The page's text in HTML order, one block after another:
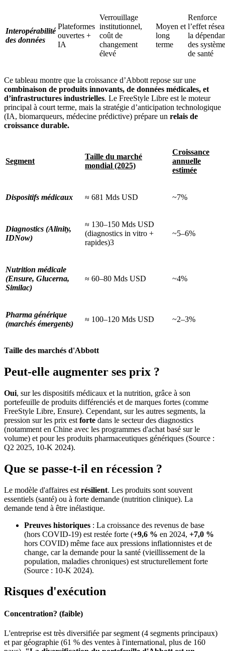
Interopérabilité
des données
Plateformes
ouvertes +
IA
Verrouillage
institutionnel,
coût de
changement
élevé
Moyen et
long
terme
Renforce
l’effet
la
des
de santé
Ce tableau montre que la croissance d’Abbott repose sur une
combinaison de produits innovants, de données médicales, et
d’infrastructures industrielles. Le FreeStyle Libre est le moteur
principal à court terme, mais la stratégie d’anticipation technologique
(IA, biomarqueurs, médecine prédictive) prépare un relais de
croissance durable.
Segment
Taille du marché
mondial (2025)
Croissance
annuelle
estimée
Dispositifs médicaux ≈ 681 Mds USD ~7%
Diagnostics (Alinity,
IDNow)
≈ 130–150 Mds USD
(diagnostics in vitro +
rapides)3
~5–6%
Nutrition médicale
(Ensure, Glucerna,
Similac)
≈ 60–80 Mds USD ~4%
Pharma générique
(marchés émergents)
≈ 100–120 Mds USD ~2–3%
Taille des marchés d'Abbott
Peut-elle augmenter ses prix ?
Oui, sur les dispositifs médicaux et la nutrition, grâce à son
portefeuille de produits différenciés et de marques fortes (comme
FreeStyle Libre, Ensure). Cependant, sur les autres segments, la
pression sur les prix est forte dans le secteur des diagnostics
(notamment en Chine avec les programmes d'achat basé sur le
volume) et pour les produits pharmaceutiques génériques (Source :
Q2 2025, 10-K 2024).
Que se passe-t-il en récession ?
Le modèle d'affaires est résilient. Les produits sont souvent
essentiels (santé) ou à forte demande (nutrition clinique). La
demande tend à être inélastique.
Preuves historiques : La croissance des revenus de base
(hors COVID-19) est restée forte (+9,6 % en 2024, +7,0 %
hors COVID) même face aux pressions inflationnistes et de
change, car la demande pour la santé (vieillissement de la
population, maladies chroniques) est structurellement forte
(Source : 10-K 2024).
Risques d'exécution
Concentration? (faible)
L'entreprise est très diversifiée par segment (4 segments principaux)
et par géographie (61 % des ventes à l'international, plus de 160